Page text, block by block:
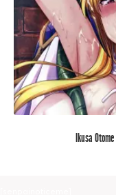
ВЫ НЕДАВНО
[/senpainoticeme]
САМЫЙ ПОПУЛ
Ikusa